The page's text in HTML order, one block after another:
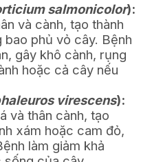
salmonicolor):
và cành, tạo thành
bao phủ vỏ cây. Bệnh
gây khô cành, rụng
hoặc cả cây nếu
virescens):
và thân cành, tạo
xám hoặc cam đỏ,
làm giảm khả